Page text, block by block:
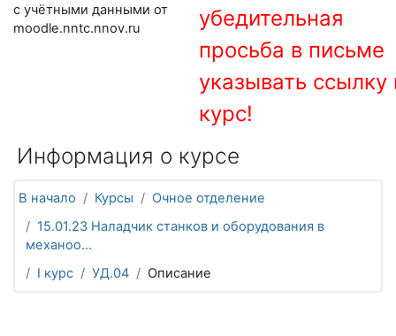
с учётными данными от
moodle.nntc.nnov.ru
убедительная
просьба в письме
указывать ссылку
курс!
Информация о курсе
В начало Курсы
Очное отделение
15.01.23 Наладчик станков и оборудования в
механоо...
I курс
УД.04 Описание